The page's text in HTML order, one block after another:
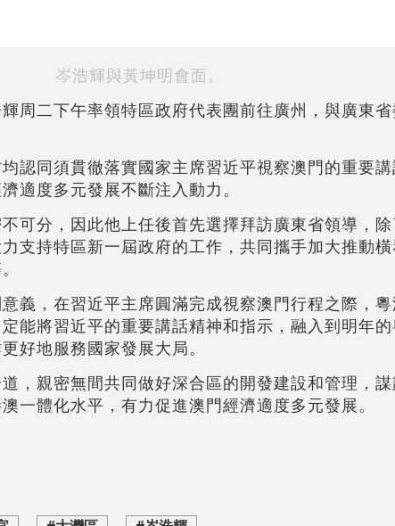
岑浩輝與黃坤明會面。
周二下午率領特區政府代表團前往廣州，與廣東
認同須貫徹落實國家主席習近平視察澳門的重要
適度多元發展不斷注入動力。
可分，因此他上任後首先選擇拜訪廣東省領導，
支持特區新一屆政府的工作，共同攜手加大推動
義，在習近平主席圓滿完成視察澳門行程之際，
能將習近平的重要講話精神和指示，融入到明年
好地服務國家發展大局。
，親密無間共同做好深合區的開發建設和管理，
一體化水平，有力促進澳門經濟適度多元發展。